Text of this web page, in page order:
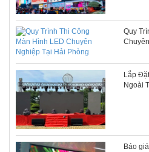
Quy
Lắp
Ngoài
Báo